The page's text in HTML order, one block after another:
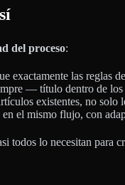
del proceso:
exactamente las reglas
— título dentro de
existentes, no solo
el mismo flujo, con
todos lo necesitan para